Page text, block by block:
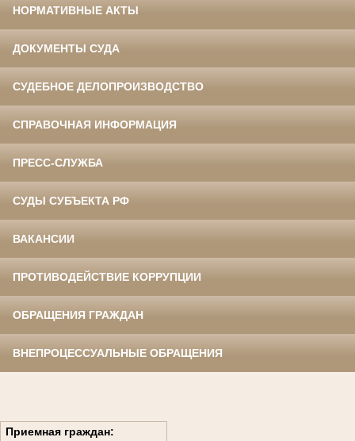
НОРМАТИВНЫЕ АКТЫ
ДОКУМЕНТЫ СУДА
СУДЕБНОЕ ДЕЛОПРОИЗВОДСТВО
СПРАВОЧНАЯ ИНФОРМАЦИЯ
ПРЕСС-СЛУЖБА
СУДЫ СУБЪЕКТА РФ
ВАКАНСИИ
ПРОТИВОДЕЙСТВИЕ КОРРУПЦИИ
ОБРАЩЕНИЯ ГРАЖДАН
ВНЕПРОЦЕССУАЛЬНЫЕ ОБРАЩЕНИЯ
Приемная граждан: